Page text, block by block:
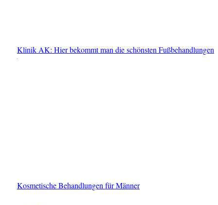
Klinik AK: Hier bekommt man die schönsten Fußbehandlungen
Kosmetische Behandlungen für Männer